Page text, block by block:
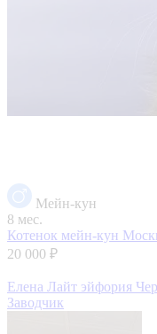
Мейн-кун
8 мес.
Котенок мейн-кун
20 000 ₽
Елена Лайт эйфория
Заводчик